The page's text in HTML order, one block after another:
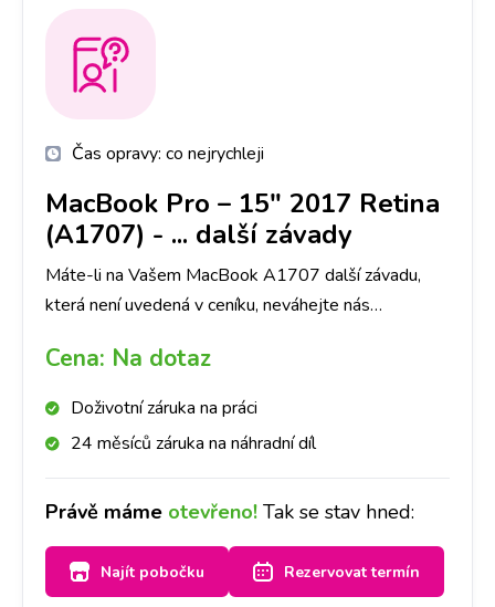
Čas opravy: co nejrychleji
MacBook Pro – 15" 2017 Retina
(A1707) - ... další závady
Máte-li na Vašem MacBook A1707 další závadu,
která není uvedená v ceníku, neváhejte nás
Cena: Na dotaz
Doživotní záruka na práci
24 měsíců záruka na náhradní díl
Právě máme otevřeno! Tak se stav hned:
Najít pobočku Rezervovat termín